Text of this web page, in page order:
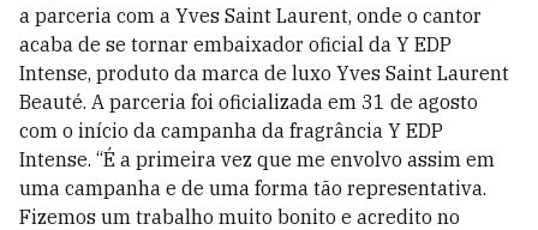
a parceria com a Yves Saint Laurent, onde o cantor
acaba de se tornar embaixador oficial da Y EDP
Intense, produto da marca de luxo Yves Saint Laurent
Beauté. A parceria foi oficializada em 31 de agosto
com o início da campanha da fragrância Y EDP
Intense. “É a primeira vez que me envolvo assim em
uma campanha e de uma forma tão representativa.
Fizemos um trabalho muito bonito e acredito no